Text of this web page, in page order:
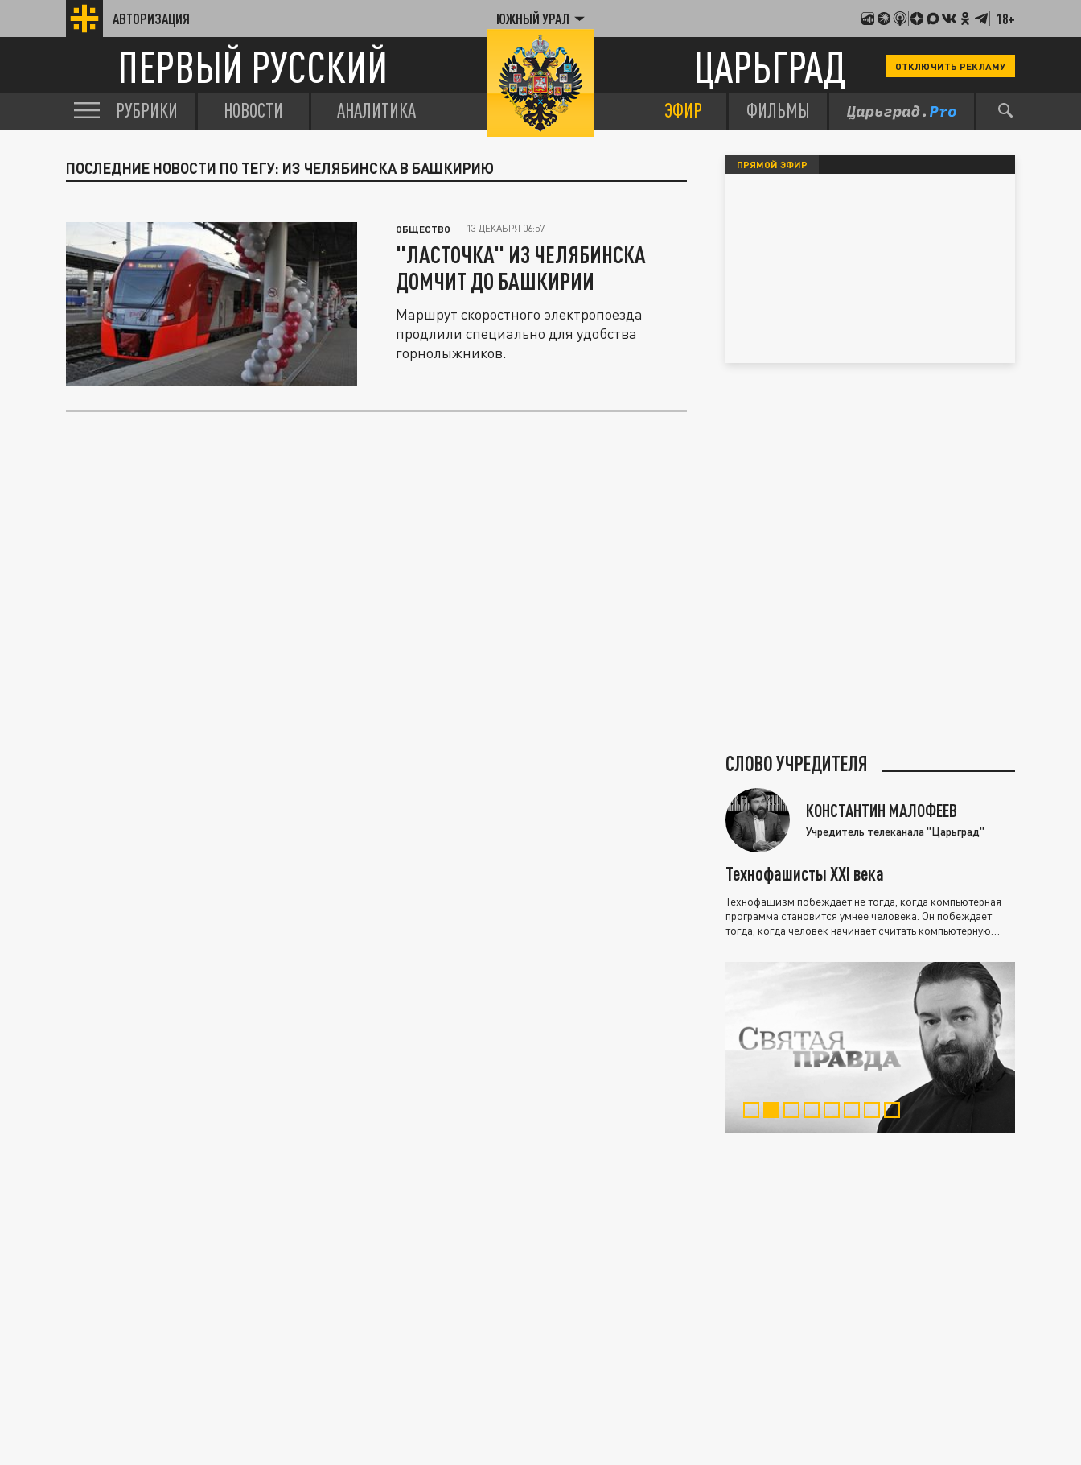
АВТОРИЗАЦИЯ ЮЖНЫЙ УРАЛ 18+
ПЕРВЫЙ РУССКИЙ ЦАРЬГРАД ОТКЛЮЧИТЬ РЕКЛАМУ
РУБРИКИ НОВОСТИ АНАЛИТИКА ЭФИР ФИЛЬМЫ
ПОСЛЕДНИЕ НОВОСТИ ПО ТЕГУ: ИЗ ЧЕЛЯБИНСКА В БАШКИРИЮ
ОБЩЕСТВО 13 ДЕКАБРЯ 06:57
"ЛАСТОЧКА" ИЗ ЧЕЛЯБИНСКА
ДОМЧИТ ДО БАШКИРИИ
Маршрут скоростного электропоезда
продлили специально для удобства
горнолыжников.
ПРЯМОЙ ЭФИР
СЛОВО УЧРЕДИТЕЛЯ
КОНСТАНТИН МАЛОФЕЕВ
Учредитель телеканала "Царьград"
Технофашисты XXI века
Технофашизм побеждает не тогда, когда компьютерная
программа становится умнее человека. Он побеждает
тогда, когда человек начинает считать компьютерную